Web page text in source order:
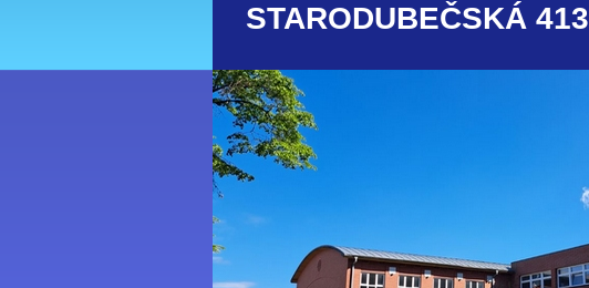
STARODUBEČSKÁ 413